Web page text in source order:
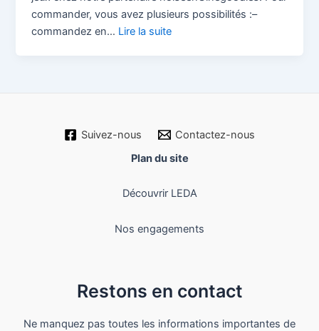
commander, vous avez plusieurs possibilités :–
commandez en… Lire la suite
Suivez-nous
Contactez-nous
Plan du site
Découvrir LEDA
Nos engagements
Restons en contact
Ne manquez pas toutes les informations importantes de